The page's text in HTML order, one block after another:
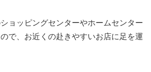
ョッピングセンターやホームセンター
で、お近くの赴きやすいお店に足を運